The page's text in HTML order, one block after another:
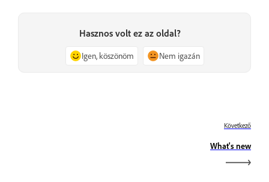
Hasznos volt ez az oldal?
Igen, köszönöm Nem igazán
Következő
What's new